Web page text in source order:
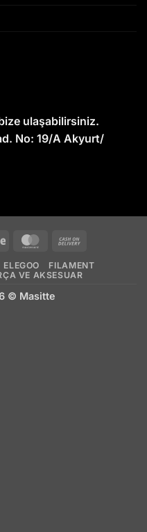
ulaşabilirsiniz.
No: 19/A Akyurt/
Stripe MasterCard
Delivery
ELEGOO
FILAMENT
VE AKSESUAR
© Masitte